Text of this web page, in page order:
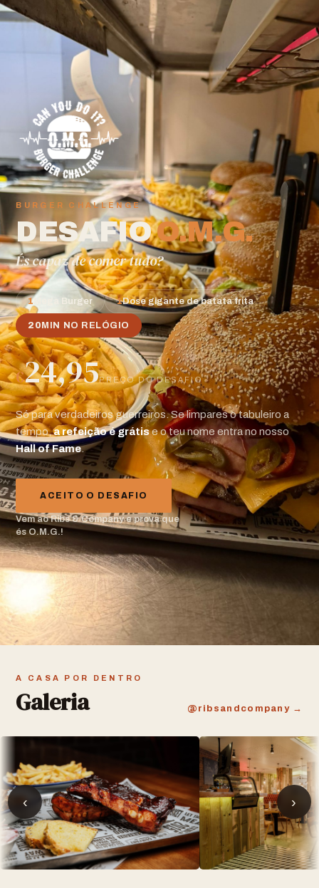
BURGER CHALLENGE
DESAFIOO.M.G.
És capaz de comer tudo?
1 Mega Burger 1Dose gigante de batata frita
20 MIN NO RELÓGIO
€24,95PREÇO DO DESAFIO
Só para verdadeiros guerreiros. Se limpares o tabuleiro a
tempo,a refeição é grátise o teu nome entra no nosso
Hall of Fame.
ACEITO O DESAFIO
Vem ao Ribs & Company e prova que
és O.M.G.!
A CASA POR DENTRO
Galeria @ribsandcompany →
‹ ›